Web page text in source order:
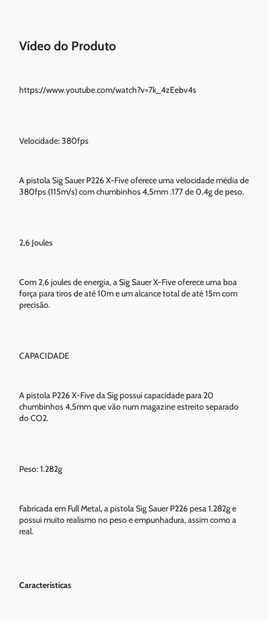
Vídeo do Produto
https://www.youtube.com/watch?v=7k_4zEebv4s
Velocidade: 380fps
A pistola Sig Sauer P226 X-Five oferece uma velocidade média de
380fps (115m/s) com chumbinhos 4,5mm .177 de 0,4g de peso.
2,6 Joules
Com 2,6 joules de energia, a Sig Sauer X-Five oferece uma boa
força para tiros de até 10m e um alcance total de até 15m com
precisão.
CAPACIDADE
A pistola P226 X-Five da Sig possui capacidade para 20
chumbinhos 4,5mm que vão num magazine estreito separado
do CO2.
Peso: 1.282g
Fabricada em Full Metal, a pistola Sig Sauer P226 pesa 1.282g e
possui muito realismo no peso e empunhadura, assim como a
real.
Características